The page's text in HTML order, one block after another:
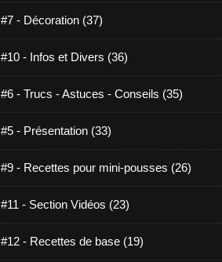
#7 - Décoration (37)
#10 - Infos et Divers (36)
#6 - Trucs - Astuces - Conseils (35)
#5 - Présentation (33)
#9 - Recettes pour mini-pousses (26)
#11 - Section Vidéos (23)
#12 - Recettes de base (19)